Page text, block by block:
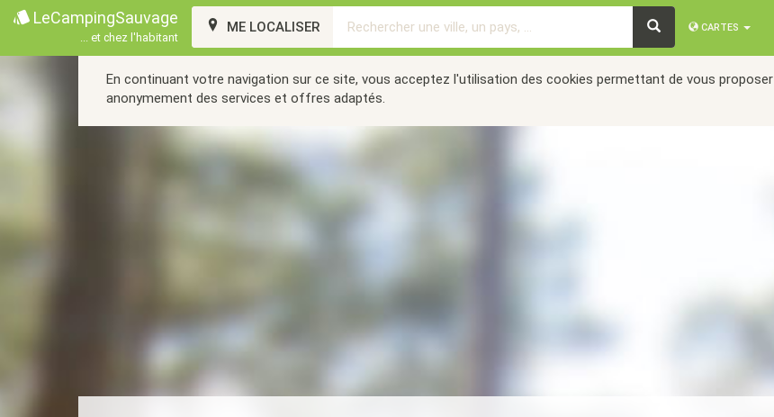
LeCampingSauvage
... et chez l'habitant
CARTES
ME LOCALISER
En continuant votre navigation sur ce site, vous acceptez l'utilisation des cookies permettant de vous proposer
anonymement des services et offres adaptés.